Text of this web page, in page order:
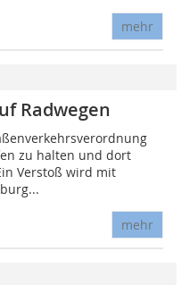
mehr
Radwegen
zu halten und dort
Verstoß wird mit
mehr